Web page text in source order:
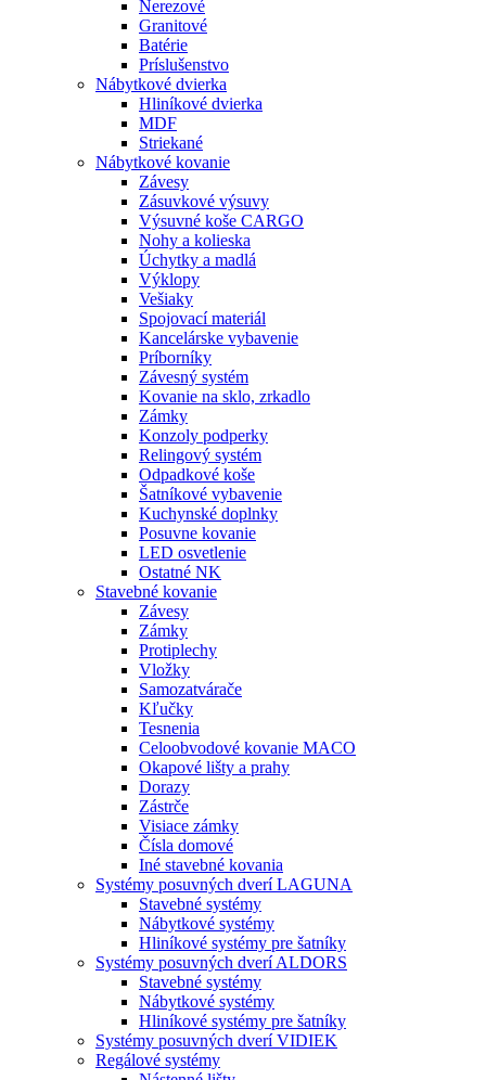
Nerezové
Granitové
Batérie
Príslušenstvo
Nábytkové dvierka
Hliníkové dvierka
MDF
Striekané
Nábytkové kovanie
Závesy
Zásuvkové výsuvy
Výsuvné koše CARGO
Nohy a kolieska
Úchytky a madlá
Výklopy
Vešiaky
Spojovací materiál
Kancelárske vybavenie
Príborníky
Závesný systém
Kovanie na sklo, zrkadlo
Zámky
Konzoly podperky
Relingový systém
Odpadkové koše
Šatníkové vybavenie
Kuchynské doplnky
Posuvne kovanie
LED osvetlenie
Ostatné NK
Stavebné kovanie
Závesy
Zámky
Protiplechy
Vložky
Samozatvárače
Kľučky
Tesnenia
Celoobvodové kovanie MACO
Okapové lišty a prahy
Dorazy
Zástrče
Visiace zámky
Čísla domové
Iné stavebné kovania
Systémy posuvných dverí LAGUNA
Stavebné systémy
Nábytkové systémy
Hliníkové systémy pre šatníky
Systémy posuvných dverí ALDORS
Stavebné systémy
Nábytkové systémy
Hliníkové systémy pre šatníky
Systémy posuvných dverí VIDIEK
Regálové systémy